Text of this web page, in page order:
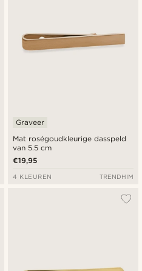
Mat roségoudkleurige dasspeld
van 5.5 cm
Graveer
€19,95
4 KLEUREN TRENDHIM